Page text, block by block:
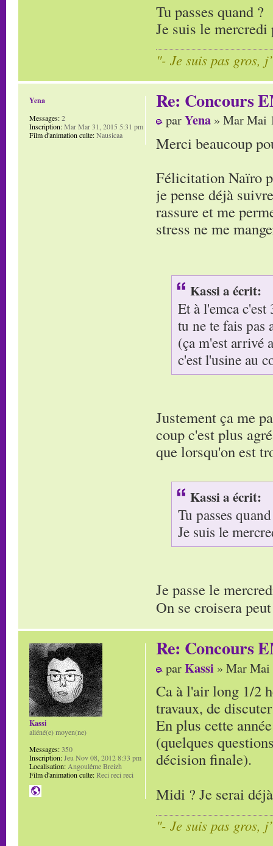
Tu passes quand ?
Je suis le mercredi
"- Je suis pas gros,
Re: Concours
parYena » Mar Mai
Merci beaucoup
Félicitation Naïro
je pense déjà
rassure et me
stress ne me
Kassi a écrit:
Et à l'emca
tu ne te fais pas
(ça m'est arrivé
c'est l'usine au
Justement ça me
coup c'est plus
que lorsqu'on est
Kassi a écrit:
Tu passes
Je suis le
Je passe le
On se croisera
Yena
Messages:2
Inscription:Mar Mar 31, 2015 5:31 pm
Film d'animation culte:Nausicaa
Re: Concours
parKassi » Mar Mai
Ca à l'air long 1/2
travaux, de
En plus cette
(quelques
décision finale).
Midi ? Je serai
"- Je suis pas gros,
Kassi
aliéné(e) moyen(ne)
Messages:350
Inscription:Jeu Nov 08, 2012 8:33 pm
Localisation:Angoulême Breizh
Film d'animation culte:Reci reci reci